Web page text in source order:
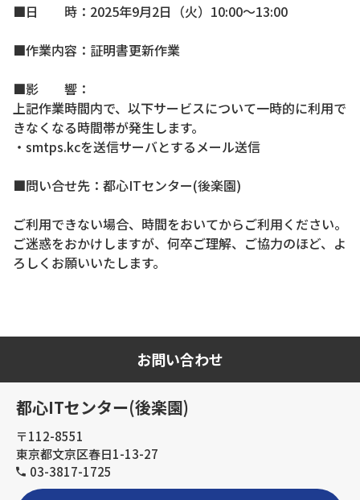
■日 時：2025年9月2日（火）10:00～13:00
■作業内容：証明書更新作業
■影 響：
上記作業時間内で、以下サービスについて一時的に利用で
きなくなる時間帯が発生します。
・smtps.kcを送信サーバとするメール送信
■問い合せ先：都心ITセンター(後楽園)
ご利用できない場合、時間をおいてからご利用ください。
ご迷惑をおかけしますが、何卒ご理解、ご協力のほど、よ
ろしくお願いいたします。
お問い合わせ
都心ITセンター(後楽園)
〒112-8551
東京都文京区春日1-13-27
03-3817-1725